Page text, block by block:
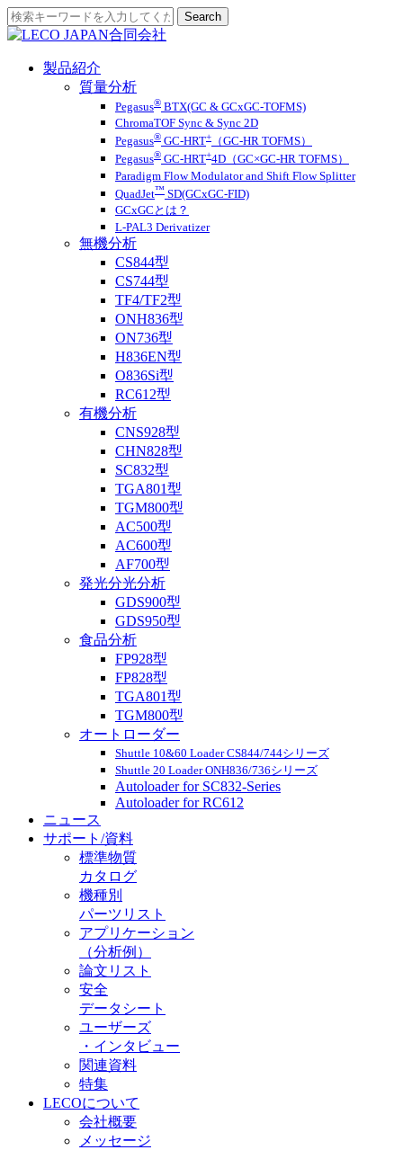
製品紹介
質量分析
Pegasus® BTX(GC & GCxGC-TOFMS)
ChromaTOF Sync & Sync 2D
Pegasus® GC-HRT+
（GC-HR TOFMS）
Pegasus® GC-HRT+4D（GC×GC-HR TOFMS）
Paradigm Flow Modulator and Shift Flow Splitter
QuadJet™ SD(GCxGC-FID)
GCxGCとは？
L-PAL3 Derivatizer
無機分析
CS844型
CS744型
TF4/TF2型
ONH836型
ON736型
H836EN型
O836Si型
RC612型
有機分析
CNS928型
CHN828型
SC832型
TGA801型
TGM800型
AC500型
AC600型
AF700型
発光分光分析
GDS900型
GDS950型
食品分析
FP928型
FP828型
TGA801型
TGM800型
オートローダー
Shuttle 10&60 Loader CS844/744シリーズ
Shuttle 20 Loader ONH836/736シリーズ
Autoloader for SC832-Series
Autoloader for RC612
ニュース
サポート/資料
標準物質
カタログ
機種別
パーツリスト
アプリケーション
（分析例）
論文リスト
安全
データシート
ユーザーズ
・インタビュー
関連資料
特集
LECOについて
会社概要
メッセージ